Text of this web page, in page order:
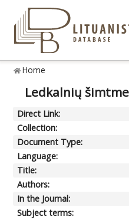
Home
Ledkalnių
Direct Link:
Collection:
Document Type:
Language:
Title:
Authors:
In the Journal:
Subject terms: